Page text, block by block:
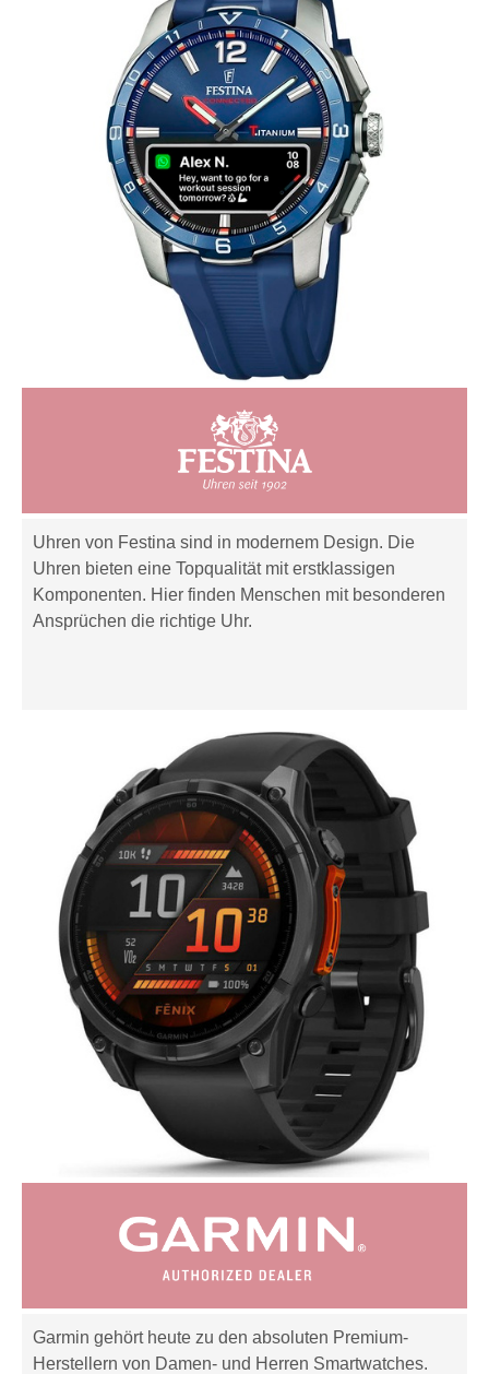
Uhren von Festina sind in modernem Design. Die
Uhren bieten eine Topqualität mit erstklassigen
Komponenten. Hier finden Menschen mit besonderen
Ansprüchen die richtige Uhr.
Garmin gehört heute zu den absoluten Premium-
Herstellern von Damen- und Herren Smartwatches.